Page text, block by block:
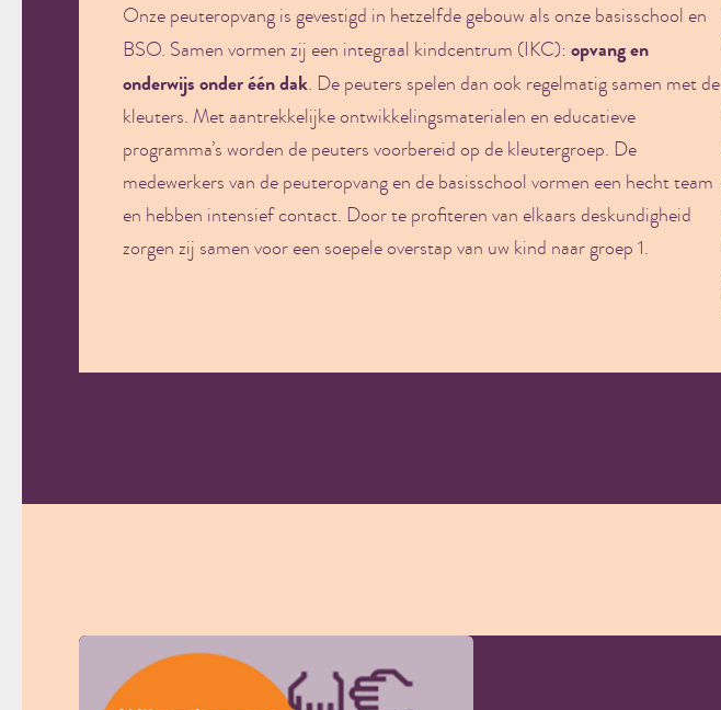
Onze peuteropvang is gevestigd in hetzelfde gebouw als onze basisschool en
BSO. Samen vormen zij een integraal kindcentrum (IKC): opvang en
onderwijs onder één dak. De peuters spelen dan ook regelmatig samen met de
kleuters. Met aantrekkelijke ontwikkelingsmaterialen en educatieve
programma’s worden de peuters voorbereid op de kleutergroep. De
medewerkers van de peuteropvang en de basisschool vormen een hecht team
en hebben intensief contact. Door te profiteren van elkaars deskundigheid
zorgen zij samen voor een soepele overstap van uw kind naar groep 1.